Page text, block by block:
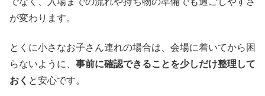
が変わります。
とくに小さなお子さん連れの場合は、会場に着いてから困
らないように、 事前に確認できることを少しだけ整理して
おく と安心です。